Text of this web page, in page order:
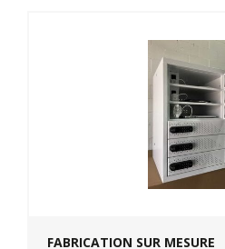
FABRICATION SUR MESURE